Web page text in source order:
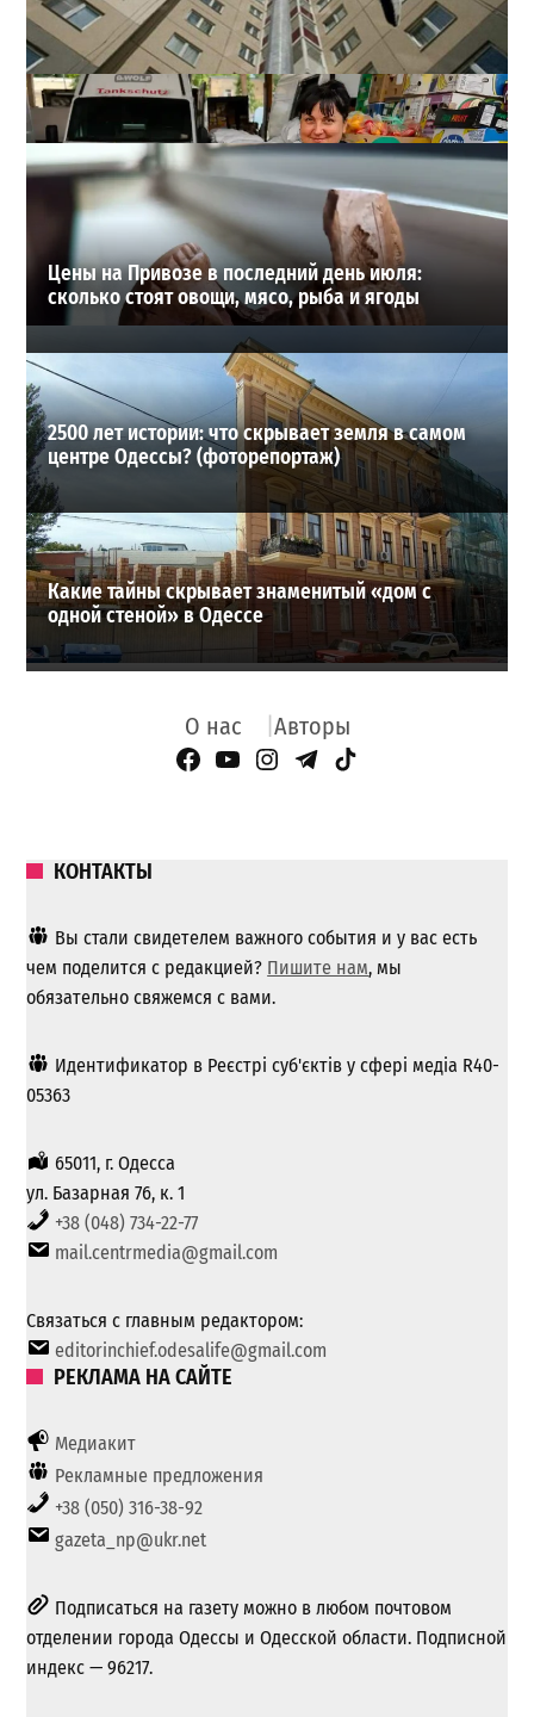
В одесском жилмассиве Радужном погиб 26-летний
мужчина: что известно
3
27-07-2026 в 13:47
ВИБОР РЕДАКЦИИ
Цены на Привозе в последний день июля:
сколько стоят овощи, мясо, рыба и ягоды
2500 лет истории: что скрывает земля в самом
центре Одессы? (фоторепортаж)
Какие тайны скрывает знаменитый «дом с
одной стеной» в Одессе
О нас Авторы
Facebook Page
YouTube
Instagram
Telegram
TikTok
КОНТАКТЫ
Вы стали свидетелем важного события и у вас есть
чем поделится с редакцией? Пишите нам, мы
обязательно свяжемся с вами.
Идентификатор в Реєстрі суб'єктів у сфері медіа R40-
05363
65011, г. Одесса
ул. Базарная 76, к. 1
+38 (048) 734-22-77
mail.centrmedia@gmail.com
Связаться с главным редактором:
editorinchief.odesalife@gmail.com
РЕКЛАМА НА САЙТЕ
Медиакит
Рекламные предложения
+38 (050) 316-38-92
gazeta_np@ukr.net
Подписаться на газету можно в любом почтовом
отделении города Одессы и Одесской области. Подписной
индекс — 96217.